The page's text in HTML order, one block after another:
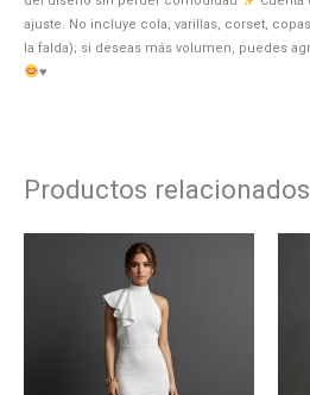
ajuste. No incluye cola, varillas, corset,
la falda); si deseas más volumen, puedes
♥️
Productos relacionados